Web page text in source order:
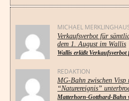
MICHAEL
Verkaufsverbot für
dem 1. August im Wallis
Wallis erläßt
REDAKTION
MG-Bahn zwischen Visp
“Naturereignis”
Matterhorn-Gotthard-Bahn